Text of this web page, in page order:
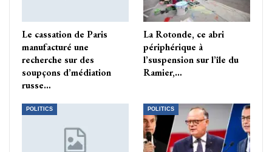
Le cassation de Paris
manufacturé une
recherche sur des
soupçons d’médiation
russe…
La Rotonde, ce abri
périphérique à
l’suspension sur l’île du
Ramier,…
POLITICS POLITICS